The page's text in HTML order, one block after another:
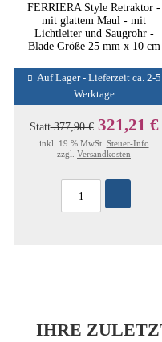
FERRIERA Style Retraktor -
mit glattem Maul - mit
Lichtleiter und Saugrohr -
Blade Größe 25 mm x 10 cm
Auf Lager - Lieferzeit ca. 2-5
Werktage
Statt377,90 € 321,21 €
inkl. 19 % MwSt. Steuer-Info
zzgl. Versandkosten
IHRE